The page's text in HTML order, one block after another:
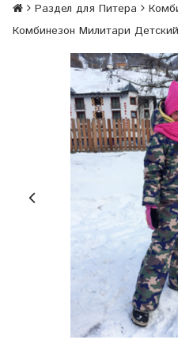
Раздел для Питера
Комбинезон Милитари